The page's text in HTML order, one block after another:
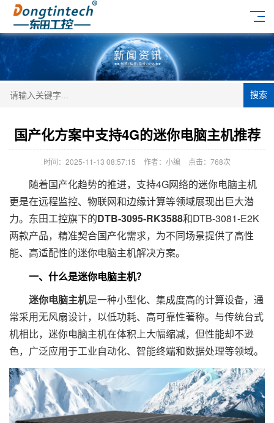
搜索
国产化方案中支持4G的迷你电脑主机推荐
时间：2025-11-13 08:57:15 作者：小编 点击： 768次
随着国产化趋势的推进，支持4G网络的迷你电脑主机
更是在远程监控、物联网和边缘计算等领域展现出巨大潜
力。东田工控旗下的DTB-3095-RK3588和DTB-3081-E2K
两款产品，精准契合国产化需求，为不同场景提供了高性
能、高适配性的迷你电脑主机解决方案。
一、什么是迷你电脑主机？
迷你电脑主机是一种小型化、集成度高的计算设备，通
常采用无风扇设计，以低功耗、高可靠性著称。与传统台式
机相比，迷你电脑主机在体积上大幅缩减，但性能却不逊
色，广泛应用于工业自动化、智能终端和数据处理等领域。